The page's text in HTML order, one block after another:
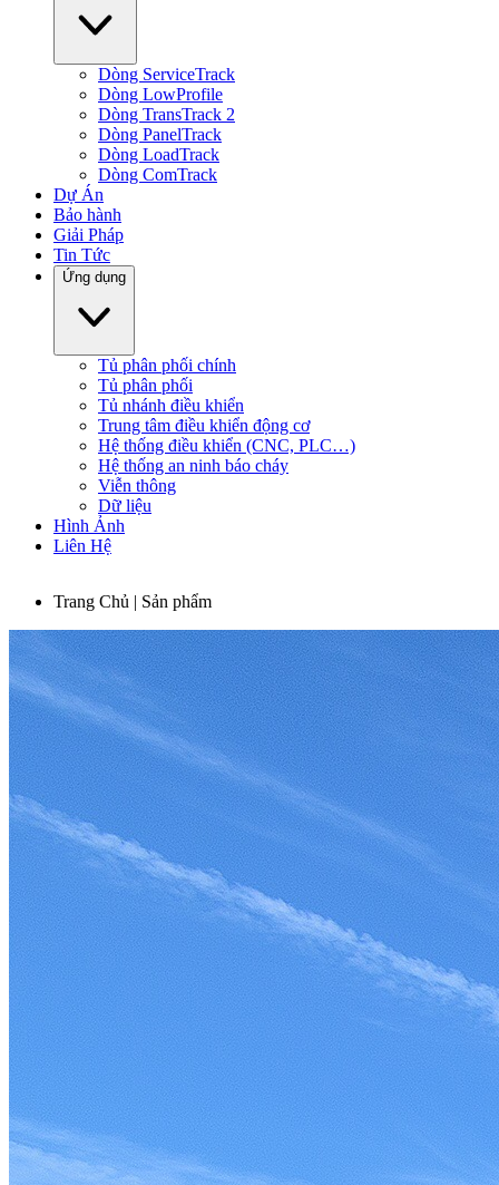
Dòng ServiceTrack
Dòng LowProfile
Dòng TransTrack 2
Dòng PanelTrack
Dòng LoadTrack
Dòng ComTrack
Dự Án
Bảo hành
Giải Pháp
Tin Tức
Ứng dụng
Tủ phân phối chính
Tủ phân phối
Tủ nhánh điều khiển
Trung tâm điều khiển động cơ
Hệ thống điều khiển (CNC, PLC…)
Hệ thống an ninh báo cháy
Viễn thông
Dữ liệu
Hình Ảnh
Liên Hệ
Trang Chủ | Sản phẩm